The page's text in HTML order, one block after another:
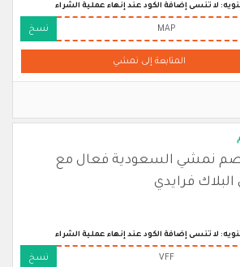
لا تنسى إضافة الكود عند إنهاء عملية الشراء
MAP نسخ
المتابعة إلى نمشي
نمشي السعودية فعال مع
فرايدي
لا تنسى إضافة الكود عند إنهاء عملية الشراء
VFF نسخ